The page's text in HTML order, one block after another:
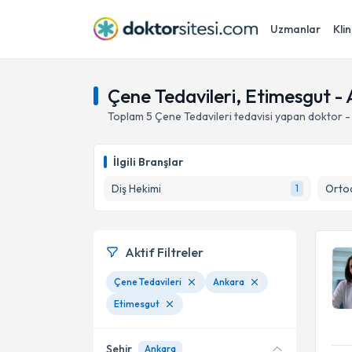
Uzmanlar
Çene Tedavileri, Etimesgut -
Toplam 5 Çene Tedavileri tedavisi yapan doktor -
İlgili Branşlar
Diş Hekimi
1
Aktif Filtreler
Çene Tedavileri
Ankara
Etimesgut
Şehir Ankara